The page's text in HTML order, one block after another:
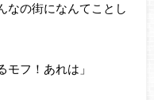
なの街になんてことし
モフ！あれは」